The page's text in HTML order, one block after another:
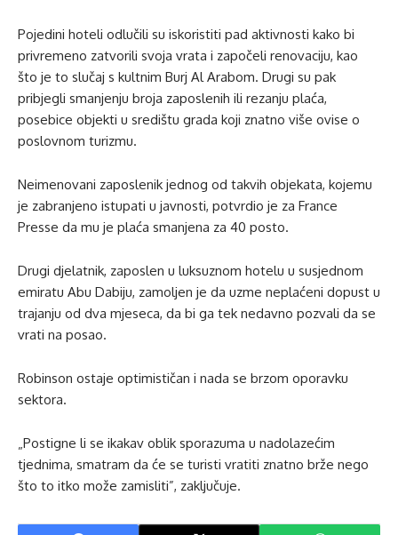
Pojedini hoteli odlučili su iskoristiti pad aktivnosti kako bi
privremeno zatvorili svoja vrata i započeli renovaciju, kao
što je to slučaj s kultnim Burj Al Arabom. Drugi su pak
pribjegli smanjenju broja zaposlenih ili rezanju plaća,
posebice objekti u središtu grada koji znatno više ovise o
poslovnom turizmu.
Neimenovani zaposlenik jednog od takvih objekata, kojemu
je zabranjeno istupati u javnosti, potvrdio je za France
Presse da mu je plaća smanjena za 40 posto.
Drugi djelatnik, zaposlen u luksuznom hotelu u susjednom
emiratu Abu Dabiju, zamoljen je da uzme neplaćeni dopust u
trajanju od dva mjeseca, da bi ga tek nedavno pozvali da se
vrati na posao.
Robinson ostaje optimističan i nada se brzom oporavku
sektora.
„Postigne li se ikakav oblik sporazuma u nadolazećim
tjednima, smatram da će se turisti vratiti znatno brže nego
što to itko može zamisliti”, zaključuje.